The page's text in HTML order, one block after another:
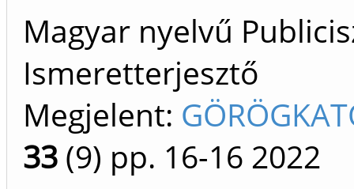
Magyar nyelvű
Ismeretterjesztő
Megjelent:
33 (9) pp. 16-16 2022